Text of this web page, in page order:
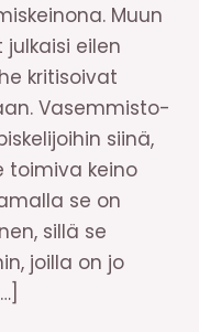
Muun
eilen
kritisoivat
Vasemmisto-
siinä,
toimiva keino
se on
sillä se
joilla on jo